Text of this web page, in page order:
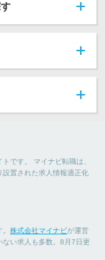
です。 マイナビ転職は、
設置された求人情報適正化
株式会社マイナビが運営
い求人も多数。8月7日更